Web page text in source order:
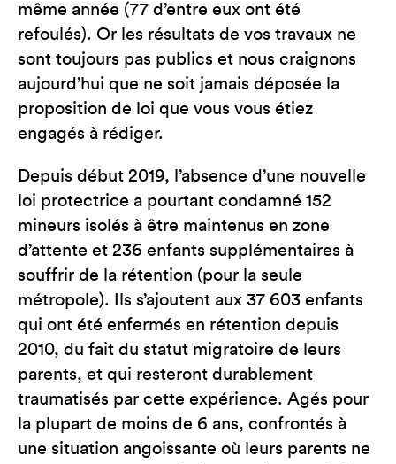
même année (77 d’entre eux ont été
refoulés). Or les résultats de vos travaux ne
sont toujours pas publics et nous craignons
aujourd’hui que ne soit jamais déposée la
proposition de loi que vous vous étiez
engagés à rédiger.
Depuis début 2019, l’absence d’une nouvelle
loi protectrice a pourtant condamné 152
mineurs isolés à être maintenus en zone
d’attente et 236 enfants supplémentaires à
souffrir de la rétention (pour la seule
métropole). Ils s’ajoutent aux 37 603 enfants
qui ont été enfermés en rétention depuis
2010, du fait du statut migratoire de leurs
parents, et qui resteront durablement
traumatisés par cette expérience. Agés pour
la plupart de moins de 6 ans, confrontés à
une situation angoissante où leurs parents ne